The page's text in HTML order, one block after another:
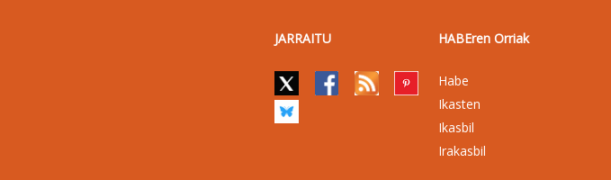
JARRAITU HABEren Orriak
Habe
Ikasten
Ikasbil
Irakasbil